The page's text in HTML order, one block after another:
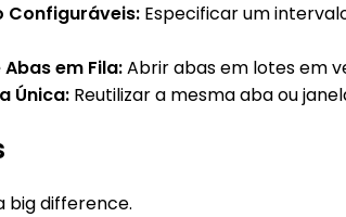
Configuráveis: Especificar um
em Fila:Abrir abas em lotes em
Única: Reutilizar a mesma aba ou
big difference.